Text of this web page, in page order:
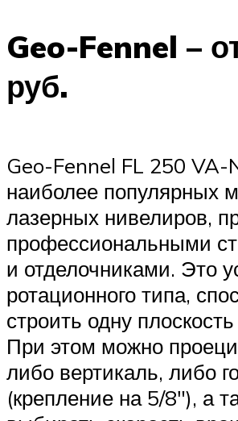
Geo-Fennel –
руб.
Geo-Fennel FL 250 VA-
наиболее популярных
лазерных нивелиров,
профессиональными
и отделочниками. Это
ротационного типа,
строить одну
При этом можно
либо вертикаль, либо
(крепление на 5/8″), а